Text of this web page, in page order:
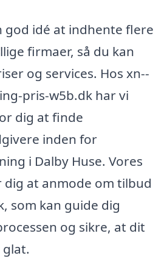
god idé at indhente flere
firmaer, så du kan
og services. Hos xn--
pris-w5b.dk har vi
dig at finde
inden for
i Dalby Huse. Vores
at anmode om tilbud
som kan guide dig
og sikre, at dit